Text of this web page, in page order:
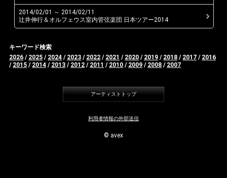
2014/02/01 ～ 2014/02/11
辻井伸行＆オルフェウス室内管弦楽団 日本ツアー2014
キーワード検索
2026 / 2025 / 2024 / 2023 / 2022 / 2021 / 2020 / 2019 / 2018 / 2017 / 2016
/ 2015 / 2014 / 2013 / 2012 / 2011 / 2010 / 2009 / 2008 / 2007
アーティストトップ
利用者情報の外部送信
© avex